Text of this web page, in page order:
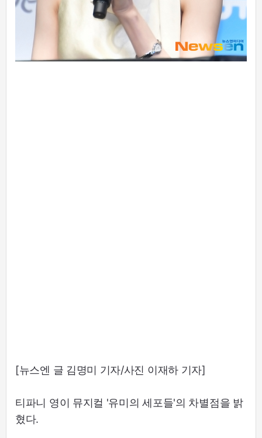
[뉴스엔 글 김명미 기자/사진 이재하 기자]
티파니 영이 뮤지컬 '유미의 세포들'의 차별점을 밝
혔다.